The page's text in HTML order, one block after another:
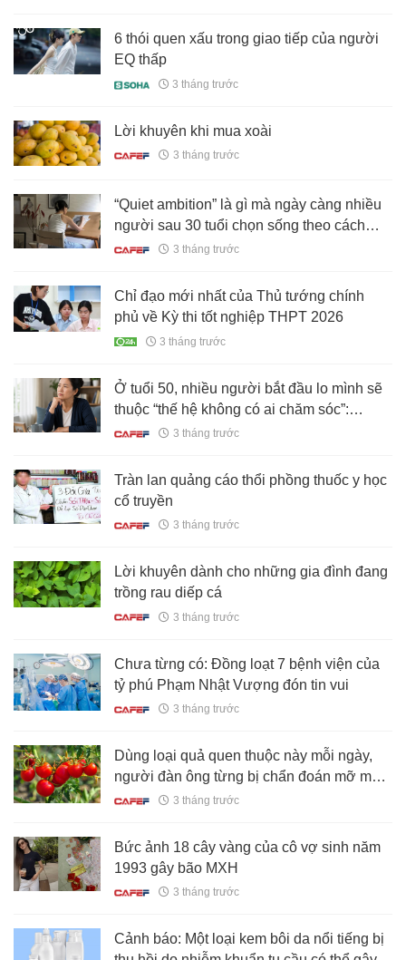
6 thói quen xấu trong giao tiếp của người
EQ thấp
3 tháng trước
Lời khuyên khi mua xoài
3 tháng trước
“Quiet ambition” là gì mà ngày càng nhiều
người sau 30 tuổi chọn sống theo cách
đó?
3 tháng trước
Chỉ đạo mới nhất của Thủ tướng chính
phủ về Kỳ thi tốt nghiệp THPT 2026
3 tháng trước
Ở tuổi 50, nhiều người bắt đầu lo mình sẽ
thuộc “thế hệ không có ai chăm sóc”:
Chuẩn bị gì từ bây giờ để tuổi hưu bớt áp
3 tháng trước
Tràn lan quảng cáo thổi phồng thuốc y học
cổ truyền
3 tháng trước
Lời khuyên dành cho những gia đình đang
trồng rau diếp cá
3 tháng trước
Chưa từng có: Đồng loạt 7 bệnh viện của
tỷ phú Phạm Nhật Vượng đón tin vui
3 tháng trước
Dùng loại quả quen thuộc này mỗi ngày,
người đàn ông từng bị chẩn đoán mỡ máu
cao khiến bác sĩ bất ngờ khi khám lại: "Anh
3 tháng trước
Bức ảnh 18 cây vàng của cô vợ sinh năm
1993 gây bão MXH
3 tháng trước
Cảnh báo: Một loại kem bôi da nổi tiếng bị